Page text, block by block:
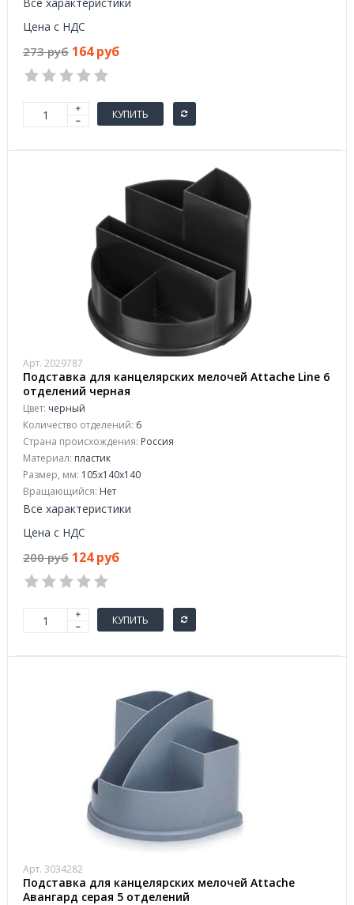
Цена с НДС
273 руб 164 руб
КУПИТЬ
Арт. 2029787
Подставка для канцелярских мелочей Attache Line 6
отделений черная
Цвет: черный
Количество отделений: 6
Страна происхождения: Россия
Материал: пластик
Размер, мм: 105x140x140
Вращающийся: Нет
Все характеристики
Цена с НДС
200 руб 124 руб
КУПИТЬ
Арт. 3034282
Подставка для канцелярских мелочей Attache
Авангард серая 5 отделений